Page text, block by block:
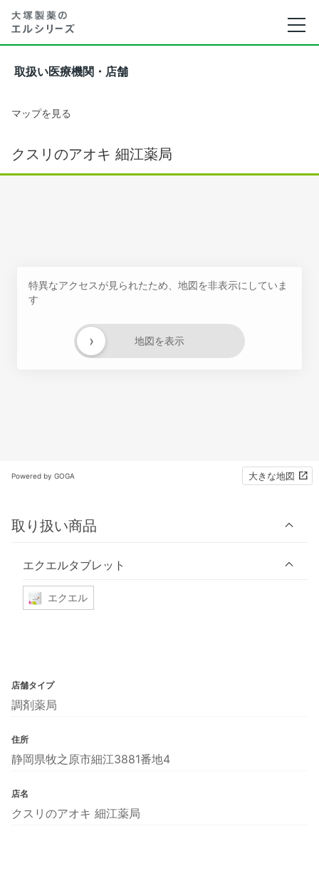
取扱い医療機関・店舗
マップを見る
クスリのアオキ 細江薬局
特異なアクセスが見られたため、地図を非表示にしていま
す
地図を表示
›
Powered by GOGA 大きな地図
取り扱い商品
エクエルタブレット
エクエル
店舗タイプ
調剤薬局
住所
静岡県牧之原市細江3881番地4
店名
クスリのアオキ 細江薬局